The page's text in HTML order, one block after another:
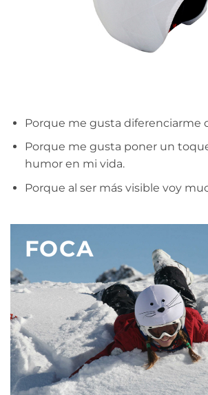
Porque me gusta diferenciarme
Porque me gusta poner un
humor en mi vida.
Porque al ser más visible voy
FOCA